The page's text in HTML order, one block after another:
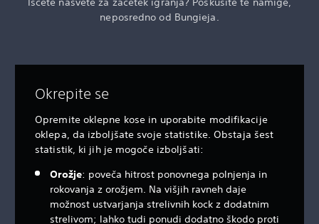
neposredno od Bungieja.
Okrepite se
Opremite oklepne kose in uporabite modifikacije
oklepa, da izboljšate svoje statistike. Obstaja šest
statistik, ki jih je mogoče izboljšati:
Orožje: poveča hitrost ponovnega polnjenja in
rokovanja z orožjem. Na višjih ravneh daje
možnost ustvarjanja strelivnih kock z dodatnim
strelivom; lahko tudi ponudi dodatno škodo proti